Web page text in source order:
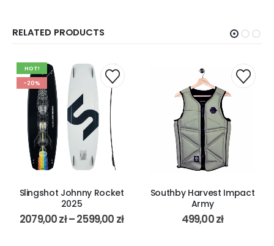
RELATED PRODUCTS
HOT!
-20%
Slingshot Johnny Rocket
2025
2079,00zł–2599,00 zł
Southby Harvest Impact
Army
499,00zł